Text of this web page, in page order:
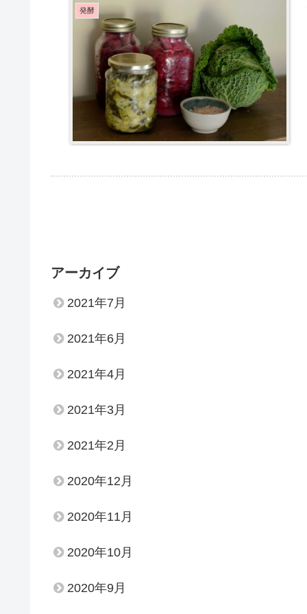
発酵
アーカイブ
2021年7月
2021年6月
2021年4月
2021年3月
2021年2月
2020年12月
2020年11月
2020年10月
2020年9月